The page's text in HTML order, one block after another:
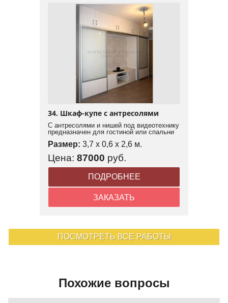
34. Шкаф-купе с антресолями
С антресолями и нишей под видеотехнику
предназначен для гостиной или спальни
Размер: 3,7 x 0,6 x 2,6 м.
Цена: 87000 руб.
ПОДРОБНЕЕ
ЗАКАЗАТЬ
ПОСМОТРЕТЬ ВСЕ РАБОТЫ
Похожие вопросы